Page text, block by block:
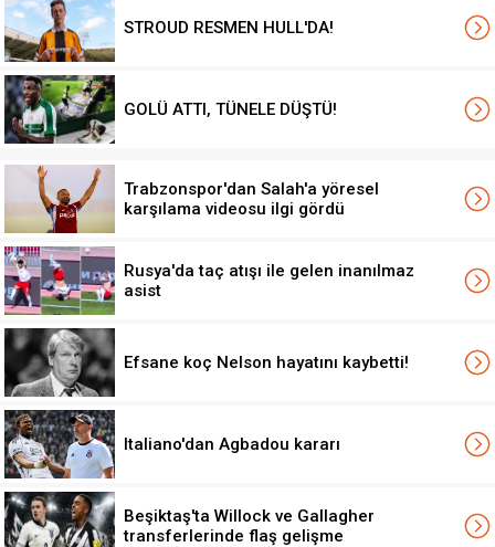
STROUD RESMEN HULL'DA!
GOLÜ ATTI, TÜNELE DÜŞTÜ!
Trabzonspor'dan Salah'a yöresel
karşılama videosu ilgi gördü
Rusya'da taç atışı ile gelen inanılmaz
asist
Efsane koç Nelson hayatını kaybetti!
Italiano'dan Agbadou kararı
Beşiktaş'ta Willock ve Gallagher
transferlerinde flaş gelişme